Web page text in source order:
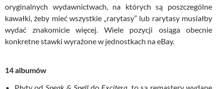
oryginalnych wydawnictwach, na których są poszczególne
kawałki, żeby mieć wszystkie „rarytasy” lub rarytasy musiałby
wydać znakomicie więcej. Wiele pozycji osiąga obecnie
konkretne stawki wyrażone w jednostkach na eBay.
14 albumów